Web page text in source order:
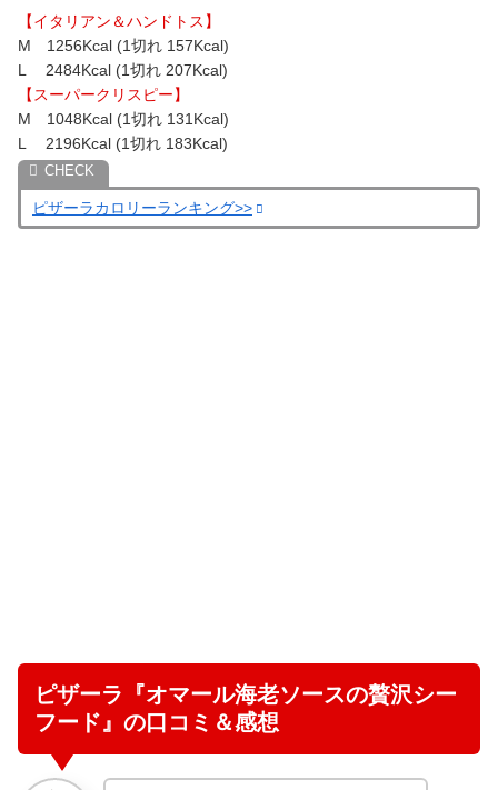
【イタリアン＆ハンドトス】
M 1256Kcal (1切れ 157Kcal)
L 2484Kcal (1切れ 207Kcal)
【スーパークリスピー】
M 1048Kcal (1切れ 131Kcal)
L 2196Kcal (1切れ 183Kcal)
ピザーラカロリーランキング>>
ピザーラ『オマール海老ソースの贅沢シー
フード』の口コミ＆感想